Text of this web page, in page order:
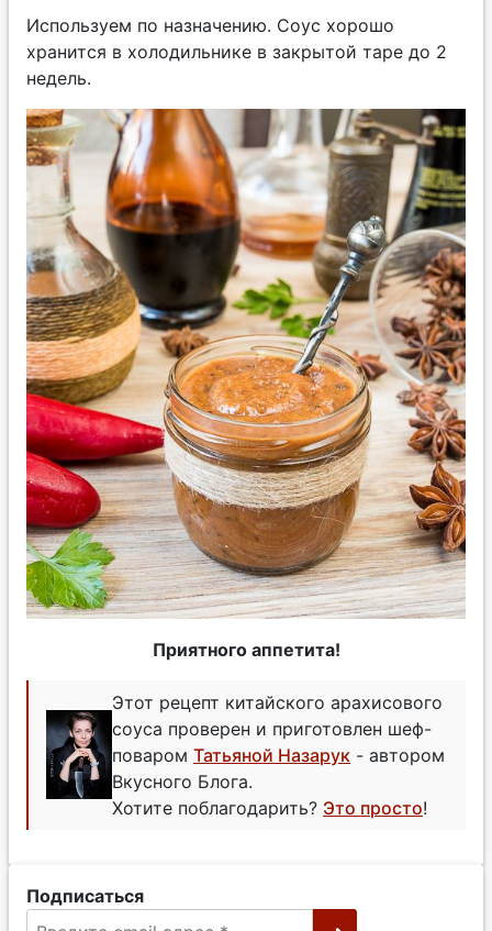
Используем по назначению. Соус хорошо
хранится в холодильнике в закрытой таре до 2
недель.
Приятного аппетита!
Этот рецепт китайского арахисового
соуса проверен и приготовлен шеф-
поваром Татьяной Назарук - автором
Вкусного Блога.
Хотите поблагодарить? Это просто!
Подписаться